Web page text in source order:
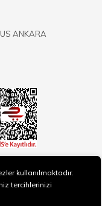
ANKARA
kullanılmaktadır.
tercihlerinizi